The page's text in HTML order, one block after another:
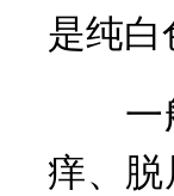
是纯白
一般
痒、